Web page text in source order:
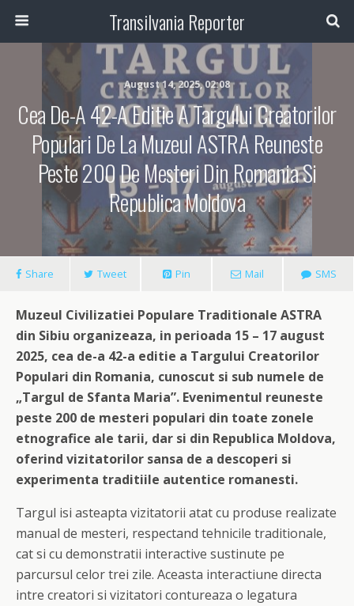
Transilvania Reporter
August 14, 2025, 02:08
Cea De-A 42-A Editie A Targului Creatorilor
Populari De La Muzeul ASTRA Reuneste
Peste 200 De Mesteri Din Romania Si
Republica Moldova
Share Tweet Pin Mail SMS
Muzeul Civilizatiei Populare Traditionale ASTRA
din Sibiu organizeaza, in perioada 15 – 17 august
2025, cea de-a 42-a editie a Targului Creatorilor
Populari din Romania, cunoscut si sub numele de
„Targul de Sfanta Maria”. Evenimentul reuneste
peste 200 de mesteri populari din toate zonele
etnografice ale tarii, dar si din Republica Moldova,
oferind vizitatorilor sansa de a descoperi si
experimenta traditiile autentice romanesti.
Targul isi asteapta vizitatorii atat cu produse realizate
manual de mesteri, respectand tehnicile traditionale,
cat si cu demonstratii interactive sustinute pe
parcursul celor trei zile. Aceasta interactiune directa
intre creatori si vizitatori contureaza o legatura